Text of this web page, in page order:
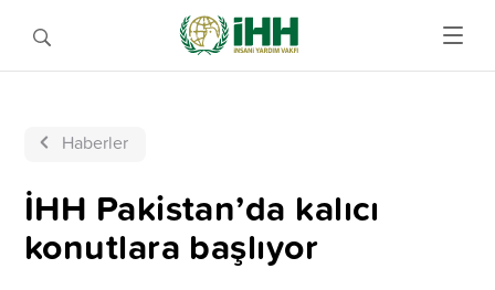
Haberler
İHH Pakistan’da kalıcı
konutlara başlıyor